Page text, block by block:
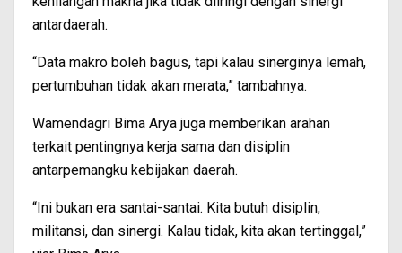
antardaerah.
“Data makro boleh bagus, tapi kalau sinerginya lemah,
pertumbuhan tidak akan merata,” tambahnya.
Wamendagri Bima Arya juga memberikan arahan
terkait pentingnya kerja sama dan disiplin
antarpemangku kebijakan daerah.
“Ini bukan era santai-santai. Kita butuh disiplin,
militansi, dan sinergi. Kalau tidak, kita akan tertinggal,”